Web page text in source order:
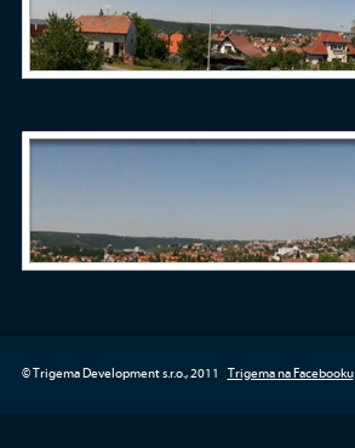
© Trigema Development s.r.o., 2011 Trigema na Facebooku